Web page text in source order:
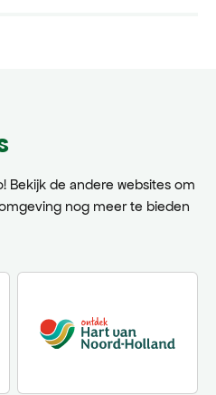
Bekijk de andere websites om
nog meer te bieden